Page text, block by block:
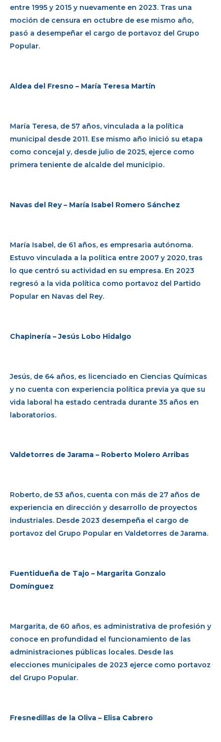
entre 1995 y 2015 y nuevamente en 2023. Tras una
moción de censura en octubre de ese mismo año,
pasó a desempeñar el cargo de portavoz del Grupo
Popular.
Aldea del Fresno – María Teresa Martín
María Teresa, de 57 años, vinculada a la política
municipal desde 2011. Ese mismo año inició su etapa
como concejal y, desde julio de 2025, ejerce como
primera teniente de alcalde del municipio.
Navas del Rey – María Isabel Romero Sánchez
María Isabel, de 61 años, es empresaria autónoma.
Estuvo vinculada a la política entre 2007 y 2020, tras
lo que centró su actividad en su empresa. En 2023
regresó a la vida política como portavoz del Partido
Popular en Navas del Rey.
Chapinería – Jesús Lobo Hidalgo
Jesús, de 64 años, es licenciado en Ciencias Químicas
y no cuenta con experiencia política previa ya que su
vida laboral ha estado centrada durante 35 años en
laboratorios.
Valdetorres de Jarama – Roberto Molero Arribas
Roberto, de 53 años, cuenta con más de 27 años de
experiencia en dirección y desarrollo de proyectos
industriales. Desde 2023 desempeña el cargo de
portavoz del Grupo Popular en Valdetorres de Jarama.
Fuentidueña de Tajo – Margarita Gonzalo
Domínguez
Margarita, de 60 años, es administrativa de profesión y
conoce en profundidad el funcionamiento de las
administraciones públicas locales. Desde las
elecciones municipales de 2023 ejerce como portavoz
del Grupo Popular.
Fresnedillas de la Oliva – Elisa Cabrero